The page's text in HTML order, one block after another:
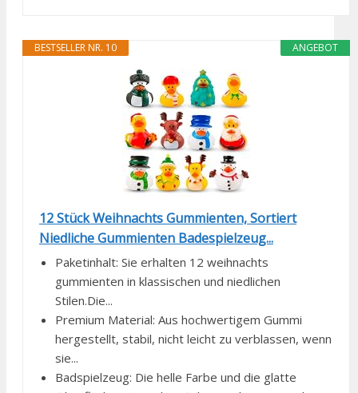
ANGEBOT
BESTSELLER NR. 10
12 Stück Weihnachts Gummienten, Sortiert
Niedliche Gummienten Badespielzeug...
Paketinhalt: Sie erhalten 12 weihnachts
gummienten in klassischen und niedlichen
Stilen.Die...
Premium Material: Aus hochwertigem Gummi
hergestellt, stabil, nicht leicht zu verblassen, wenn
sie...
Badspielzeug: Die helle Farbe und die glatte